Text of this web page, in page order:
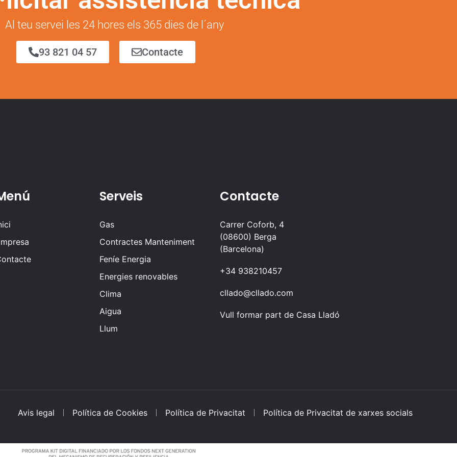
Al teu servei les 24 hores els 365 dies de l´any
93 821 04 57 Contacte
Serveis
Gas
Contractes Manteniment
Feníe Energia
Energies renovables
Clima
Aigua
Llum
Contacte
Carrer Coforb, 4
(08600) Berga
(Barcelona)
+34 938210457
cllado@cllado.com
Vull formar part de Casa Lladó
Avis legal Política de Cookies Política de Privacitat Política de Privacitat de xarxes socials